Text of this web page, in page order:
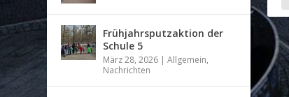
Frühjahrsputzaktion der
Schule 5
März 28, 2026 |Allgemein,
Nachrichten